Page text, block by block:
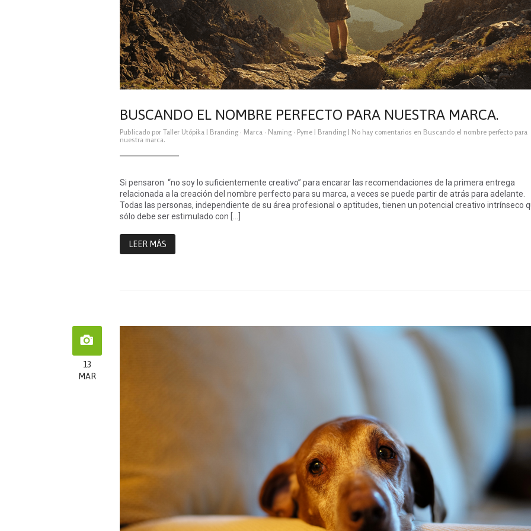
BUSCANDO EL NOMBRE PERFECTO PARA NUESTRA MARCA.
Publicado por Taller Utópika | Branding · Marca · Naming · Pyme | Branding | No hay comentarios en Buscando el nombre perfecto para
nuestra marca.
Si pensaron “no soy lo suficientemente creativo” para encarar las recomendaciones de la primera entrega
relacionada a la creación del nombre perfecto para su marca, a veces se puede partir de atrás para adelante.
Todas las personas, independiente de su área profesional o aptitudes, tienen un potencial creativo intrínseco
sólo debe ser estimulado con […]
LEER MÁS
13
MAR